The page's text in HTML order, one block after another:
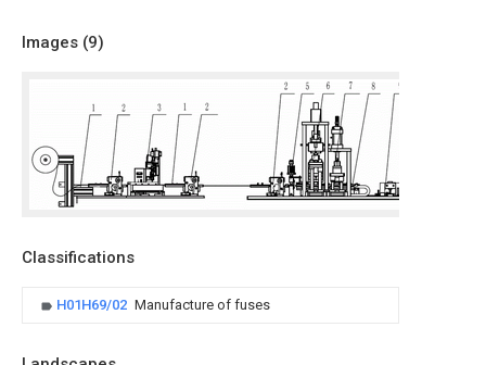
Images (9)
Classifications
H01H69/02 Manufacture of fuses